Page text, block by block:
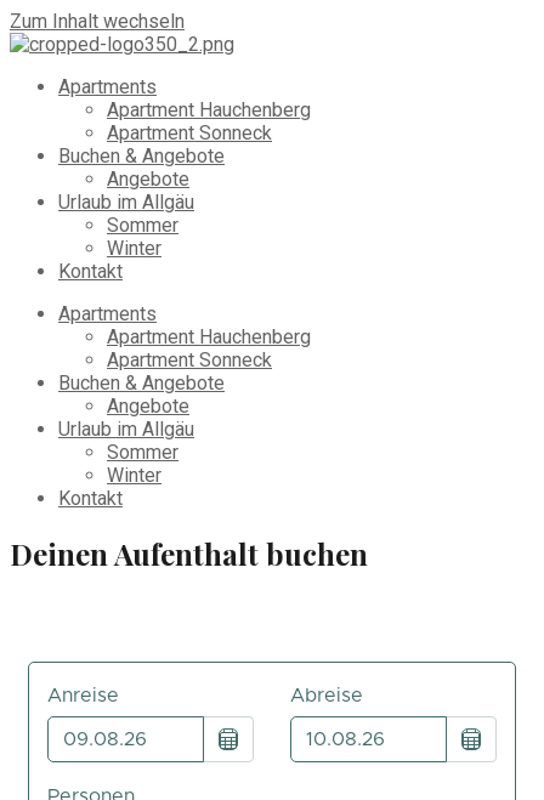
Zum Inhalt wechseln
Apartments
Apartment Hauchenberg
Apartment Sonneck
Buchen & Angebote
Angebote
Urlaub im Allgäu
Sommer
Winter
Kontakt
Apartments
Apartment Hauchenberg
Apartment Sonneck
Buchen & Angebote
Angebote
Urlaub im Allgäu
Sommer
Winter
Kontakt
Deinen Aufenthalt buchen